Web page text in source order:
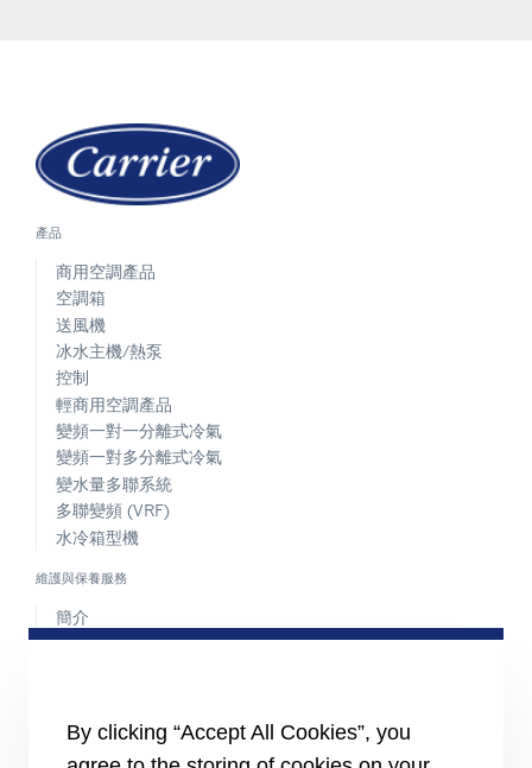
產品
商用空調產品
空調箱
送風機
冰水主機/熱泵
控制
輕商用空調產品
變頻一對一分離式冷氣
變頻一對多分離式冷氣
變水量多聯系統
多聯變頻 (VRF)
水冷箱型機
維護與保養服務
簡介
智能建築技術
各產業解決方案
By clicking “Accept All Cookies”, you